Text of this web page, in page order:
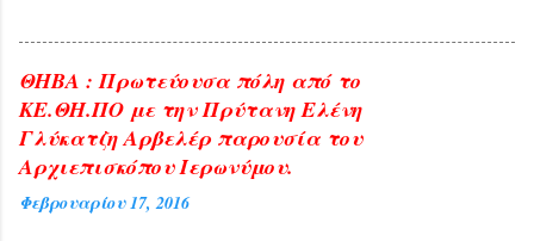
ΘΗΒΑ : Πρωτεύουσα πόλη από το
ΚΕ.ΘΗ.ΠΟ με την Πρύτανη Ελένη
Γλύκατζη Αρβελέρ παρουσία του
Αρχιεπισκόπου Ιερωνύμου.
Φεβρουαρίου 17, 2016